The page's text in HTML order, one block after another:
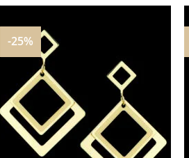
-25%
desejos